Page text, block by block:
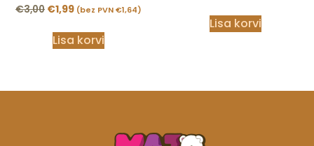
€3,00 €1,99 (bez PVN€1,64)
Lisa korvi
Lisa korvi